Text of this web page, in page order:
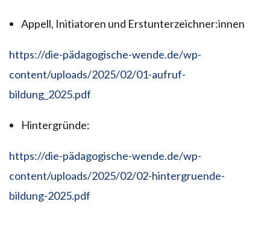
Appell, Initiatoren und Erstunterzeichner:innen
https://die-pädagogische-wende.de/wp-
content/uploads/2025/02/01-aufruf-
bildung_2025.pdf
Hintergründe:
https://die-pädagogische-wende.de/wp-
content/uploads/2025/02/02-hintergruende-
bildung-2025.pdf